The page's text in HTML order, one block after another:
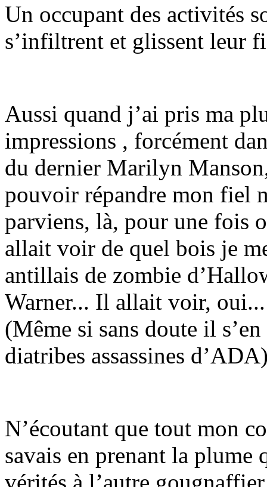
Un occupant des activités
s’infiltrent et glissent leur
Aussi quand j’ai pris ma
impressions , forcément
du dernier Marilyn
pouvoir répandre mon fiel
parviens, là, pour une fois
allait voir de quel bois je
antillais de zombie
Warner... Il allait voir,
(Même si sans doute il
diatribes assassines
N’écoutant que tout mon
savais en prenant la plume
vérités à l’autre